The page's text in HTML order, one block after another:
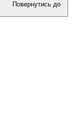
Повернутись до